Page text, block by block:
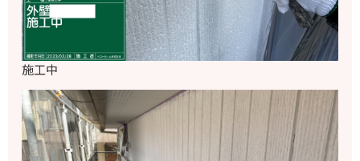
施工中